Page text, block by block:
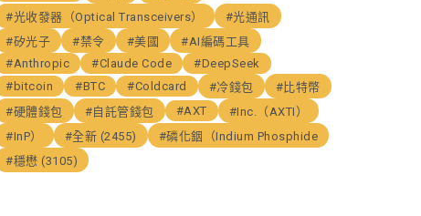
#光收發器（Optical Transceivers）
#光通訊
#矽光子
#禁令 #美國
#AI編碼工具
#Anthropic
#Claude Code
#DeepSeek
#bitcoin
#BTC #Coldcard #冷錢包
#比特幣
#硬體錢包
#自託管錢包 #AXT
#Inc.（AXTI）
#InP）
#全新 (2455)
#磷化銦（Indium Phosphide
#穩懋 (3105)